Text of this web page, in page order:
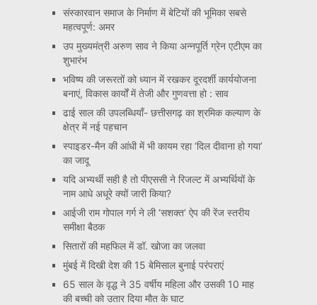
संस्कारवान समाज के निर्माण में बेटियों की भूमिका सबसे
महत्वपूर्ण: अमर
उप मुख्यमंत्री अरुण साव ने किया अन्नपूर्ति ग्रेन एटीएम का
शुभारंभ
भविष्य की जरूरतों को ध्यान में रखकर दूरदर्शी कार्ययोजना
बनाएं, विकास कार्यों में तेजी और गुणवत्ता हो : साव
ढाई साल की उपलब्धियाँ- छत्तीसगढ़ का श्रमिक कल्याण के
क्षेत्र में नई पहचान
स्पाइडर-मैन की आंधी में भी कायम रहा ‘दिल दीवाना हो गया’
का जादू
यदि अभ्यर्थी सही है तो पीएससी ने रिजल्ट में अभ्यर्थियों के
नाम आधे अधूरे क्यों जारी किया?
आईजी राम गोपाल गर्ग ने ली ‘सशक्त’ ऐप की रेंज स्तरीय
समीक्षा बैठक
सितारों की महफिल में डॉ. खोजा का जलवा
मुंबई में दिखी देश की 15 बेमिसाल बुनाई परंपराएं
65 साल के वृद्ध ने 35 वर्षीय महिला और उसकी 10 माह
की बच्ची को उतार दिया मौत के घाट